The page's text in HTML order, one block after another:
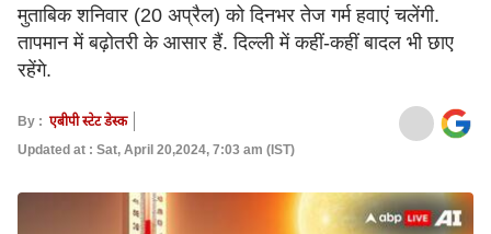
मुताबिक शनिवार (20 अप्रैल) को दिनभर तेज गर्म हवाएं चलेंगी.
तापमान में बढ़ोतरी के आसार हैं. दिल्ली में कहीं-कहीं बादल भी छाए
रहेंगे.
By : एबीपी स्टेट डेस्क
Updated at : Sat, April 20,2024, 7:03 am (IST)